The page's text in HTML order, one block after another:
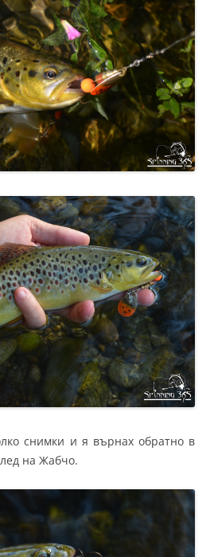
снимки и я върнах обратно в
на Жабчо.